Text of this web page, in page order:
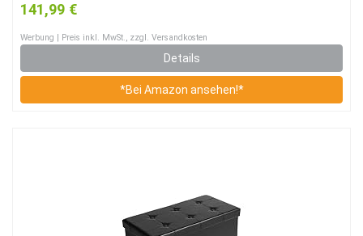
141,99 €
Werbung | Preis inkl. MwSt., zzgl. Versandkosten
Details
*Bei Amazon ansehen!*